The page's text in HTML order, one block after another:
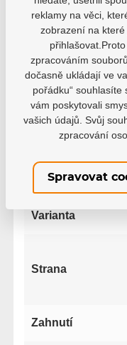
Parametry
Výrobce
Tvrdost
Varianta
Strana
Zahnutí
reklamy na věci,
zobrazení na
zpracováním
dočasně ukládají ve
pořádku“
vám poskytovali
vašich údajů. Svůj
zpracování
Spravovat